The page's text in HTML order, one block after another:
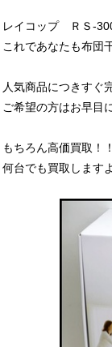
レイコップ ＲＳ-
これであなたも布団
人気商品につきすぐ
ご希望の方はお早目
もちろん高価買取！！
何台でも買取します